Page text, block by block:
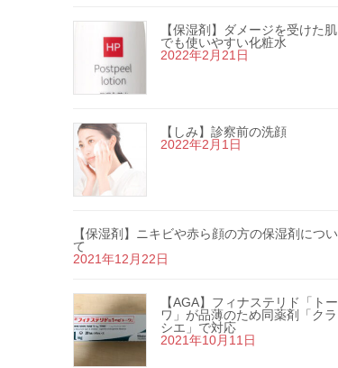
【保湿剤】ダメージを受けた肌
でも使いやすい化粧水
2022年2月21日
【しみ】診察前の洗顔
2022年2月1日
【保湿剤】ニキビや赤ら顔の方の保湿剤につい
て
2021年12月22日
【AGA】フィナステリド「トー
ワ」が品薄のため同薬剤「クラ
シエ」で対応
2021年10月11日